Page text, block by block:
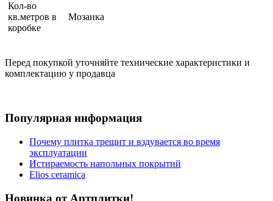
Кол-во
кв.метров в
коробке
Мозаика
Перед покупкой уточняйте технические характеристики и
комплектацию у продавца
Популярная информация
Почему плитка трещит и вздувается во время
эксплуатации
Истираемость напольных покрытий
Elios ceramica
Новинка от Артплитки!